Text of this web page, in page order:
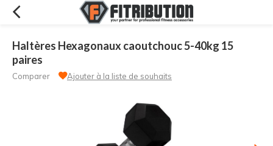
Haltères Hexagonaux caoutchouc 5-40kg 15
paires
Comparer Ajouter à la liste de souhaits